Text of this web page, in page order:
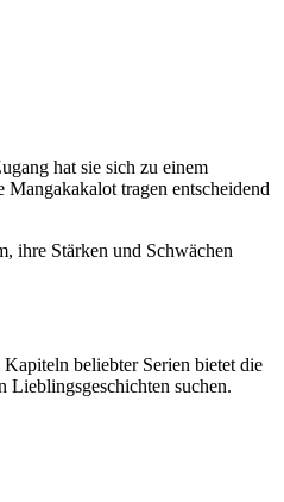
hat sie sich zu einem
tragen entscheidend
ihre Stärken und Schwächen
beliebter Serien bietet die
suchen.